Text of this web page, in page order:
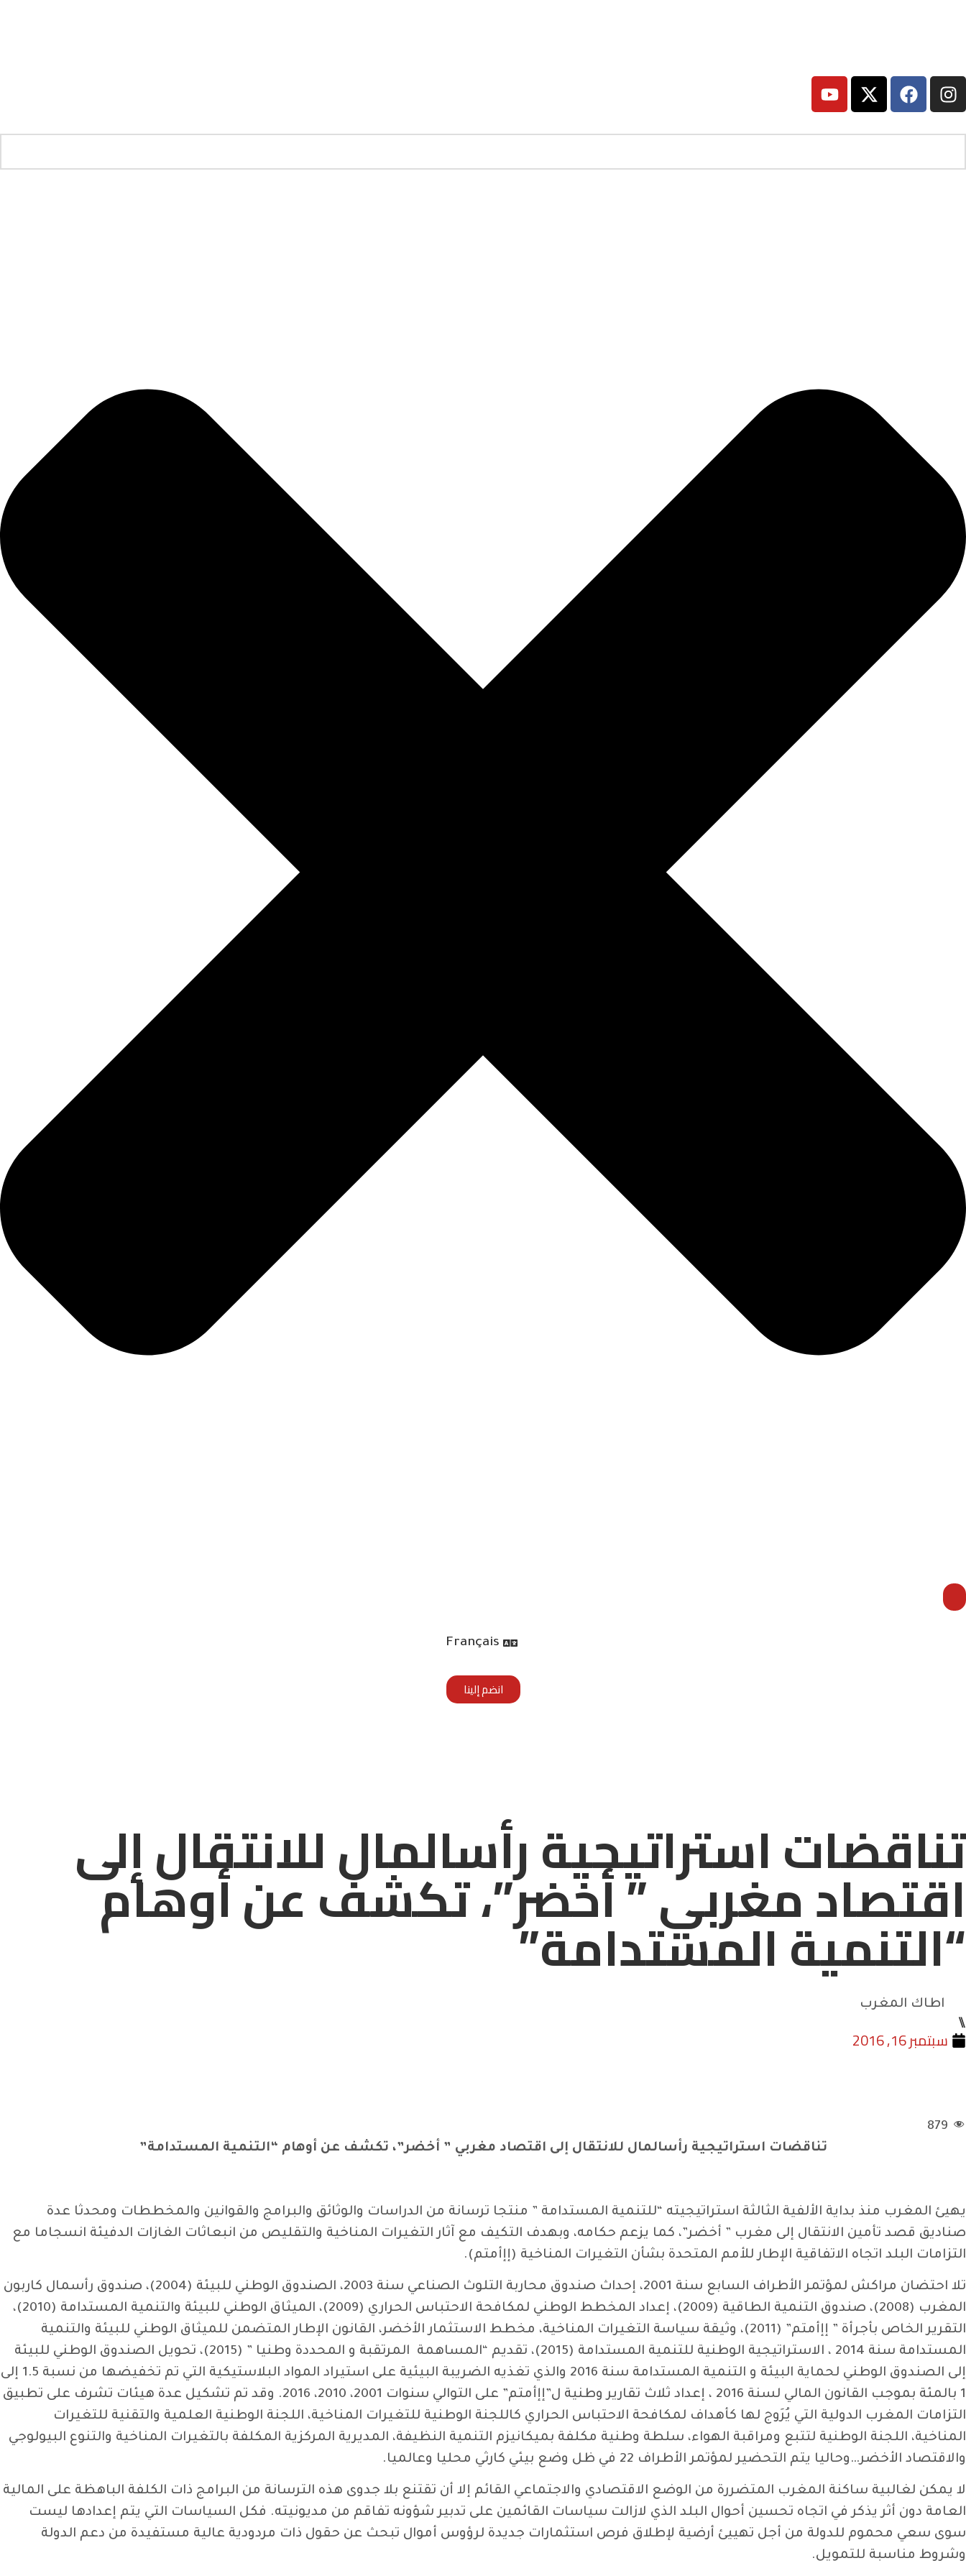
Français
انضم إلينا
تناقضات استراتيجية رأسالمال للانتقال إلى
اقتصاد مغربي ” أخضر”، تكشف عن أوهام
“التنمية المستدامة”
اطاك المغرب
⑊
سبتمبر 16, 2016
879
تناقضات استراتيجية رأسالمال للانتقال إلى اقتصاد مغربي ” أخضر”، تكشف عن أوهام “التنمية المستدامة”
يهيئ المغرب منذ بداية الألفية الثالثة استراتيجيته “للتنمية المستدامة ” منتجا ترسانة من الدراسات والوثائق والبرامج والقوانين والمخططات ومحدثا عدة
صناديق قصد تأمين الانتقال إلى مغرب ” أخضر”، كما يزعم حكامه، وبهدف التكيف مع آثار التغيرات المناخية والتقليص من انبعاثات الغازات الدفيئة انسجاما مع
التزامات البلد اتجاه الاتفاقية الإطار للأمم المتحدة بشأن التغيرات المناخية (إإأمتم).
تلا احتضان مراكش لمؤتمر الأطراف السابع سنة 2001، إحداث صندوق محاربة التلوث الصناعي سنة 2003، الصندوق الوطني للبيئة (2004)، صندوق رأسمال كاربون
المغرب (2008)، صندوق التنمية الطاقية (2009)، إعداد المخطط الوطني لمكافحة الاحتباس الحراري (2009)، الميثاق الوطني للبيئة والتنمية المستدامة (2010)،
التقرير الخاص بأجرأة ” إإأمتم” (2011)، وثيقة سياسة التغيرات المناخية، مخطط الاستثمار الأخضر، القانون الإطار المتضمن للميثاق الوطني للبيئة والتنمية
المستدامة سنة 2014 ، الاستراتيجية الوطنية للتنمية المستدامة (2015)، تقديم “المساهمة المرتقبة و المحددة وطنيا ” (2015)، تحويل الصندوق الوطني للبيئة
إلى الصندوق الوطني لحماية البيئة و التنمية المستدامة سنة 2016 والذي تغذيه الضريبة البيئية على استيراد المواد البلاستيكية التي تم تخفيضها من نسبة 1.5 إلى
1 بالمئة بموجب القانون المالي لسنة 2016 ، إعداد ثلاث تقارير وطنية ل”إإأمتم” على التوالي سنوات 2001، 2010، 2016. وقد تم تشكيل عدة هيئات تشرف على تطبيق
التزامات المغرب الدولية التي يُرَوج لها كأهداف لمكافحة الاحتباس الحراري كاللجنة الوطنية للتغيرات المناخية، اللجنة الوطنية العلمية والتقنية للتغيرات
المناخية، اللجنة الوطنية لتتبع ومراقبة الهواء، سلطة وطنية مكلفة بميكانيزم التنمية النظيفة، المديرية المركزية المكلفة بالتغيرات المناخية والتنوع البيولوجي
والاقتصاد الأخضر…وحاليا يتم التحضير لمؤتمر الأطراف 22 في ظل وضع بيئي كارثي محليا وعالميا.
لا يمكن لغالبية ساكنة المغرب المتضررة من الوضع الاقتصادي والاجتماعي القائم إلا أن تقتنع بلا جدوى هذه الترسانة من البرامج ذات الكلفة الباهظة على المالية
العامة دون أثر يذكر في اتجاه تحسين أحوال البلد الذي لازالت سياسات القائمين على تدبير شؤونه تفاقم من مديونيته. فكل السياسات التي يتم إعدادها ليست
سوى سعي محموم للدولة من أجل تهييئ أرضية لإطلاق فرص استثمارات جديدة لرؤوس أموال تبحث عن حقول ذات مردودية عالية مستفيدة من دعم الدولة
وشروط مناسبة للتمويل.